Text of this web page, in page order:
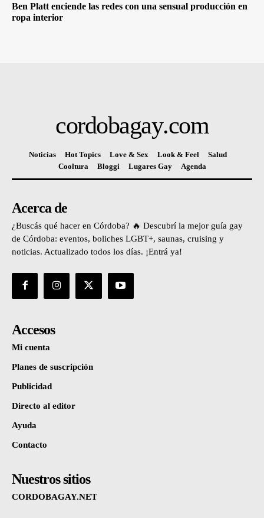
Ben Platt enciende las redes con una sensual producción en
ropa interior
cordobagay.com
Noticias Hot Topics Love & Sex Look & Feel
Salud
Cooltura
Bloggi Lugares Gay Agenda
Acerca de
¿Buscás qué hacer en Córdoba? 🔥 Descubrí la mejor guía gay
de Córdoba: eventos, boliches LGBT+, saunas, cruising y
noticias. Actualizado todos los días. ¡Entrá ya!
Accesos
Mi cuenta
Planes de suscripción
Publicidad
Directo al editor
Ayuda
Contacto
Nuestros sitios
CORDOBAGAY.NET